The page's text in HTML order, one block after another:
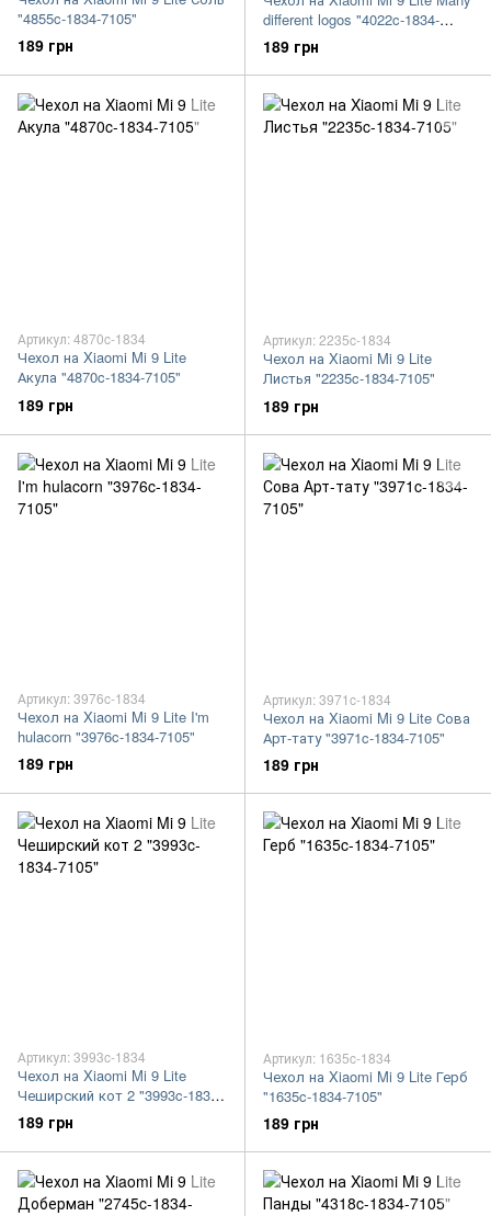
"4855c-1834-7105"
189 грн
different logos "4022c-1834-
7105"
189 грн
Артикул: 4870c-1834
Чехол на Xiaomi Mi 9 Lite
Акула "4870c-1834-7105"
189 грн
Артикул: 2235c-1834
Чехол на Xiaomi Mi 9 Lite
Листья "2235c-1834-7105"
189 грн
Артикул: 3976c-1834
Чехол на Xiaomi Mi 9 Lite I'm
hulacorn "3976c-1834-7105"
189 грн
Артикул: 3971c-1834
Чехол на Xiaomi Mi 9 Lite Сова
Арт-тату "3971c-1834-7105"
189 грн
Артикул: 3993c-1834
Чехол на Xiaomi Mi 9 Lite
Чеширский кот 2 "3993c-1834-
7105"
189 грн
Артикул: 1635c-1834
Чехол на Xiaomi Mi 9 Lite Герб
"1635c-1834-7105"
189 грн